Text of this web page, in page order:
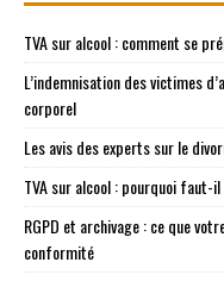
TVA sur alcool : comment se
L’indemnisation des victimes
corporel
Les avis des experts sur le
TVA sur alcool : pourquoi
RGPD et archivage : ce que
conformité